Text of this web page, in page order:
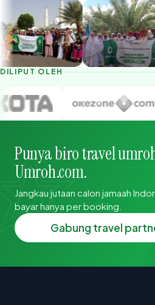
DILIPUT OLEH
Punya biro travel
Umroh.com.
Jangkau jutaan calon jamaah
bayar hanya per booking.
Gabung travel